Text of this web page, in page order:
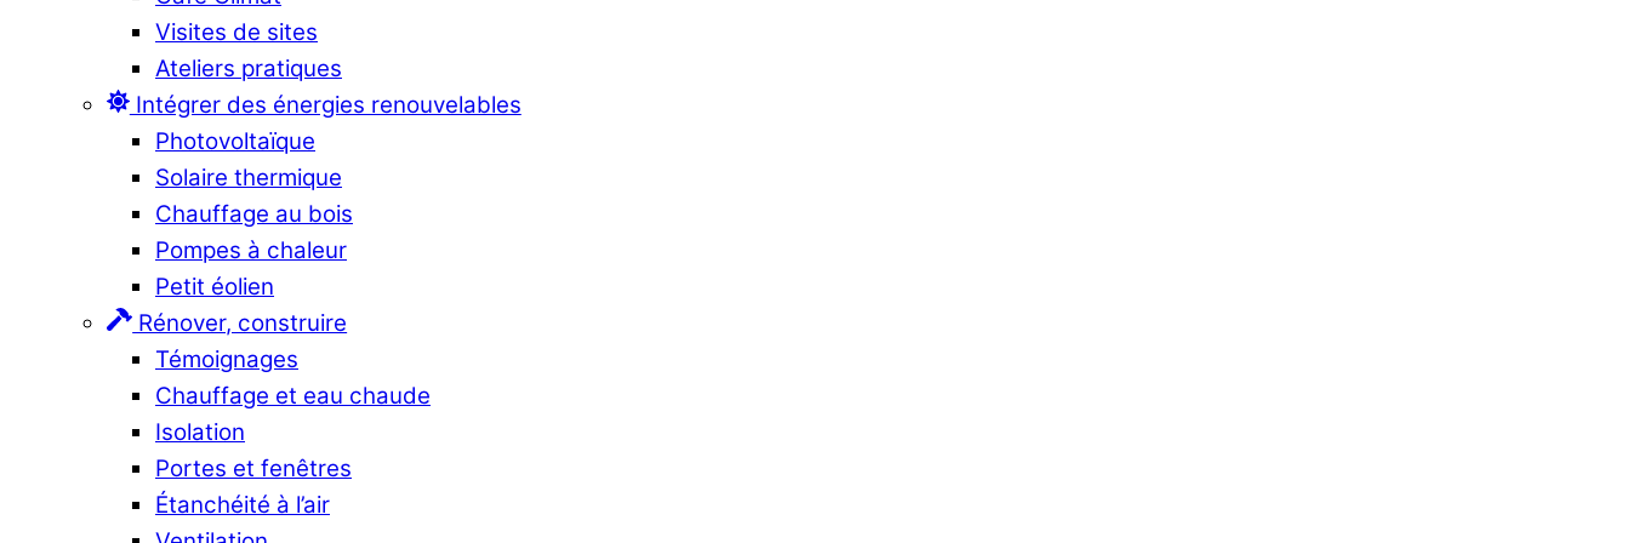
Visites de sites
Ateliers pratiques
Intégrer des énergies renouvelables
Photovoltaïque
Solaire thermique
Chauffage au bois
Pompes à chaleur
Petit éolien
Rénover, construire
Témoignages
Chauffage et eau chaude
Isolation
Portes et fenêtres
Étanchéité à l’air